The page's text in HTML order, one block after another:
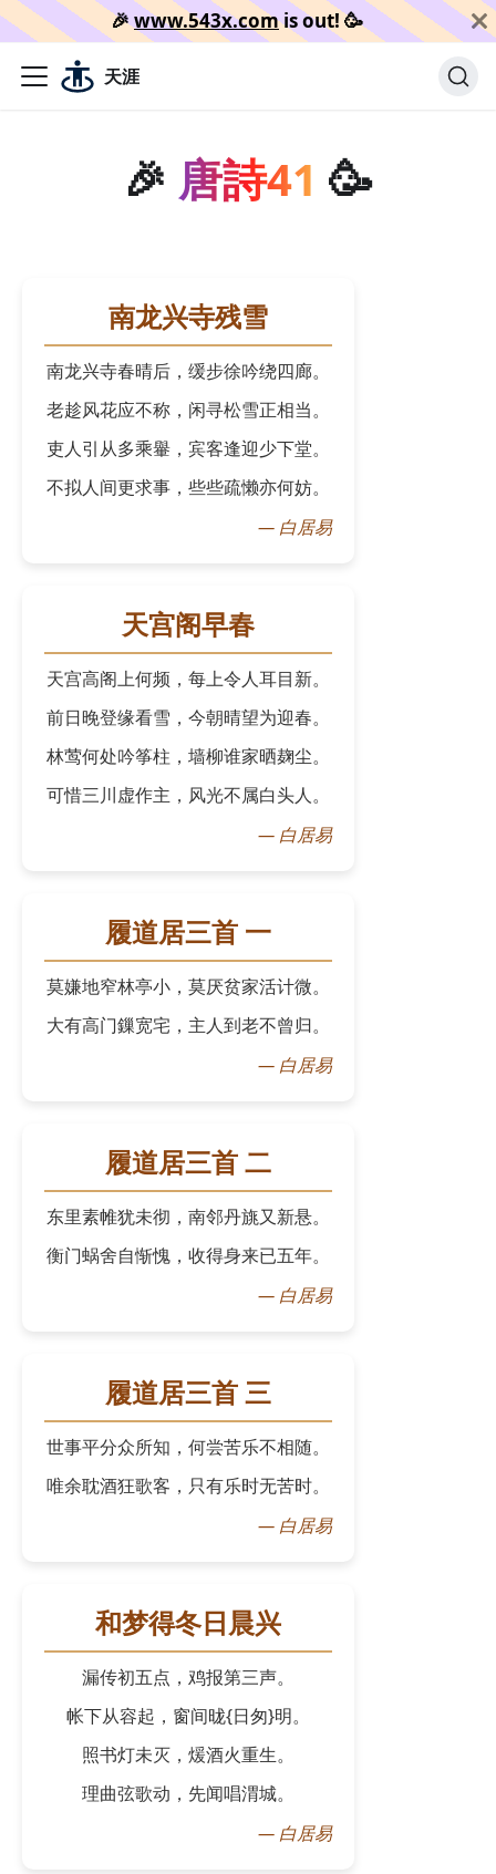
🎉️www.543x.comis out!🥳️
天涯
🎉 唐詩41 🥳
南龙兴寺残雪
南龙兴寺春晴后，缓步徐吟绕四廊。
老趁风花应不称，闲寻松雪正相当。
吏人引从多乘轝，宾客逢迎少下堂。
不拟人间更求事，些些疏懒亦何妨。
— 白居易
天宫阁早春
天宫高阁上何频，每上令人耳目新。
前日晚登缘看雪，今朝晴望为迎春。
林莺何处吟筝柱，墙柳谁家晒麹尘。
可惜三川虚作主，风光不属白头人。
— 白居易
履道居三首 一
莫嫌地窄林亭小，莫厌贫家活计微。
大有高门鏁宽宅，主人到老不曾归。
— 白居易
履道居三首 二
东里素帷犹未彻，南邻丹旐又新悬。
衡门蜗舍自惭愧，收得身来已五年。
— 白居易
履道居三首 三
世事平分众所知，何尝苦乐不相随。
唯余耽酒狂歌客，只有乐时无苦时。
— 白居易
和梦得冬日晨兴
漏传初五点，鸡报第三声。
帐下从容起，窗间昽{日匆}明。
照书灯未灭，煖酒火重生。
理曲弦歌动，先闻唱渭城。
— 白居易